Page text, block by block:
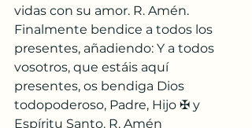
vidas con su amor. R. Amén.
Finalmente bendice a todos los
presentes, añadiendo: Y a todos
vosotros, que estáis aquí
presentes, os bendiga Dios
todopoderoso, Padre, Hijo ✠ y
Espíritu Santo. R. Amén